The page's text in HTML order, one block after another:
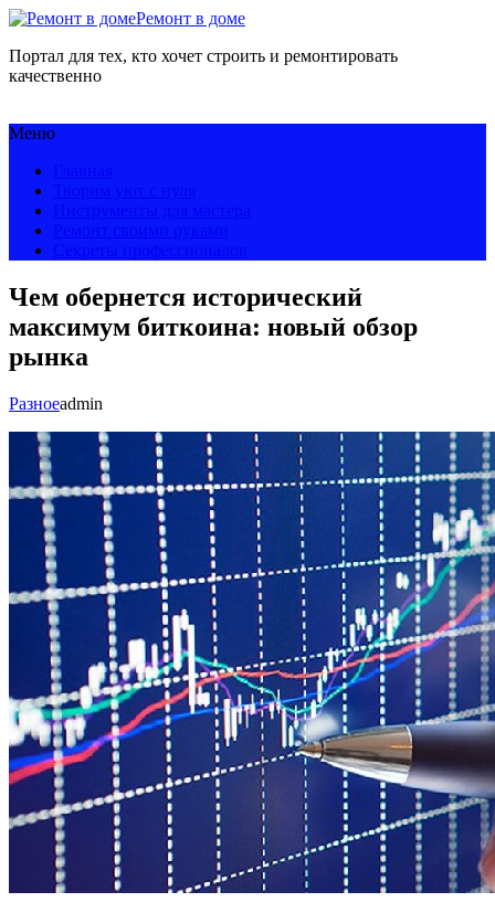
Ремонт в доме
Портал для тех, кто хочет строить и ремонтировать
качественно
Меню
Чем обернется исторический
максимум биткоина: новый обзор
рынка
Разноеadmin